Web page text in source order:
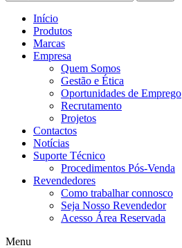
Início
Produtos
Marcas
Empresa
Quem Somos
Gestão e Ética
Oportunidades de Emprego
Recrutamento
Projetos
Contactos
Notícias
Suporte Técnico
Procedimentos Pós-Venda
Revendedores
Como trabalhar connosco
Seja Nosso Revendedor
Acesso Área Reservada
Menu